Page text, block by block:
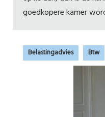
goedkopere kamer
Belastingadvies Btw